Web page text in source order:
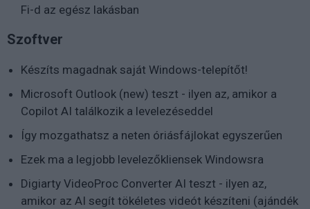
Fi-d az egész lakásban
Szoftver
Készíts magadnak saját Windows-telepítőt!
Microsoft Outlook (new) teszt - ilyen az, amikor a
Copilot AI találkozik a levelezéseddel
Így mozgathatsz a neten óriásfájlokat egyszerűen
Ezek ma a legjobb levelezőkliensek Windowsra
Digiarty VideoProc Converter AI teszt - ilyen az,
amikor az AI segít tökéletes videót készíteni (ajándék